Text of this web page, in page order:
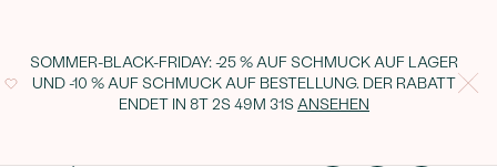
SOMMER-BLACK-FRIDAY: -25 % AUF SCHMUCK AUF LAGER
UND -10 % AUF SCHMUCK AUF BESTELLUNG. DER RABATT
ENDET IN 8T 2S 49M 30S ANSEHEN